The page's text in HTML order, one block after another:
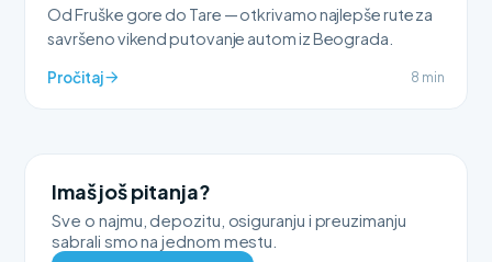
Od Fruške gore do Tare — otkrivamo najlepše rute za
savršeno vikend putovanje autom iz Beograda.
Pročitaj 8 min
Imaš još pitanja?
Sve o najmu, depozitu, osiguranju i preuzimanju
sabrali smo na jednom mestu.